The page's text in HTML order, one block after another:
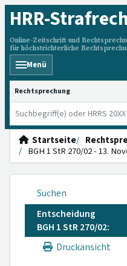
HRR-
Online-Zeitschrift und
für höchstrichterliche
Menü
HRRS durchsuchen
Startseite
BGH 1 StR 270/02 - 13.
Suchen
Entscheidung
BGH 1 StR 270/02:
Druckansicht